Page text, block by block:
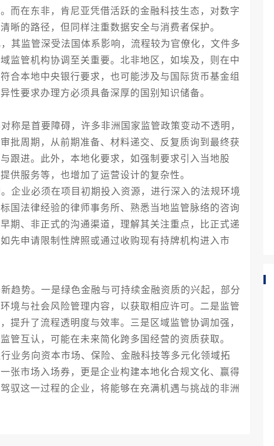
而在东非，肯尼亚凭借活跃的金融科技生态，对数字
晰的路径，但同样注重数据安全与消费者保护。
监管深受法国体系影响，流程较为官僚化，文件多
监管机构协调至关重要。北非地区，如埃及，则在中
合本地中央银行要求，也可能涉及与国际货币基金组
性要求办理方必须具备深厚的国别知识储备。
是首要障碍，许多非洲国家监管政策变动不透明，
批周期，从前期准备、材料递交、反复质询到最终获
跟进。此外，本地化要求，如强制要求引入当地股
供服务等，也增加了运营设计的复杂性。
业必须在项目初期投入资源，进行深入的法规环境
国法律经验的律师事务所、熟悉当地监管脉络的咨询
期、非正式的沟通渠道，理解其关注重点，比正式递
先申请限制性牌照或通过收购现有持牌机构进入市
势。一是绿色金融与可持续金融资质的兴起，部分
境与社会风险管理内容，以获取相应许可。二是监管
提升了流程透明度与效率。三是区域监管协调加强，
管互认，可能在未来简化跨多国经营的资质获取。
务向资本市场、保险、金融科技等多元化领域拓
张市场入场券，更是企业构建本地化合规文化、赢得
驭这一过程的企业，将能够在充满机遇与挑战的非洲